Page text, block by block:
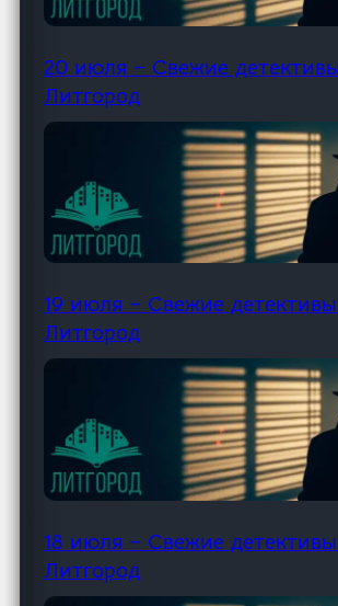
20 июля – Свежие
Литгород
19 июля – Свежие
Литгород
18 июля – Свежие
Литгород